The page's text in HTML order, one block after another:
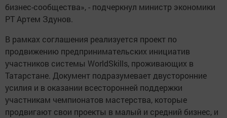
бизнес-сообщества», - подчеркнул министр экономики
РТ Артем Здунов.
В рамках соглашения реализуется проект по
продвижению предпринимательских инициатив
участников системы WorldSkills, проживающих в
Татарстане. Документ подразумевает двусторонние
усилия и в оказании всесторонней поддержки
участникам чемпионатов мастерства, которые
продвигают свои проекты в малый и средний бизнес, и